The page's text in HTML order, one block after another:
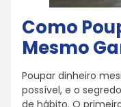
Como
Mesmo
Poupar dinheiro
possível, e o